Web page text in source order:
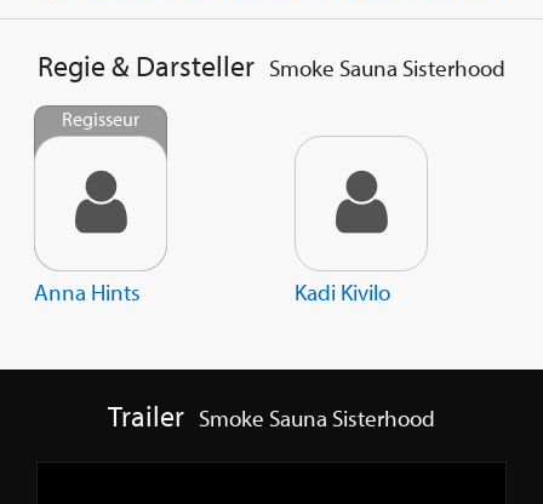
Regie & Darsteller Smoke Sauna Sisterhood
Regisseur
Anna Hints Kadi Kivilo
Trailer Smoke Sauna Sisterhood